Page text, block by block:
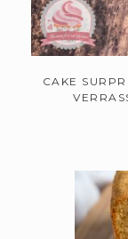
CAKE